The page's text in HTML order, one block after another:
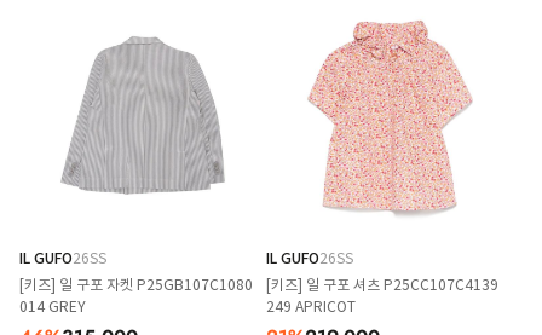
IL GUFO26SS
[키즈] 일 구포 자켓 P25GB107C1080
014 GREY
IL GUFO26SS
[키즈] 일 구포 셔츠 P25CC107C4139
249 APRICOT